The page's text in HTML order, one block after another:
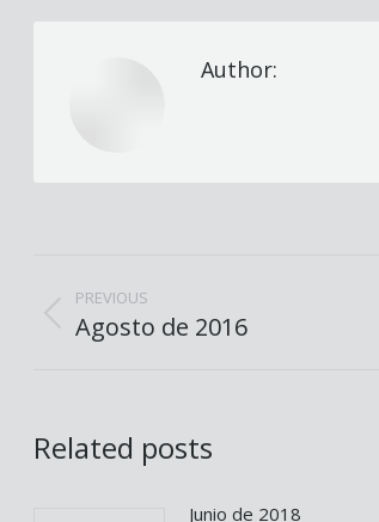
Author:
navigation
PREVIOUS
Previous
post:
Agosto de 2016
Related posts
Junio de 2018